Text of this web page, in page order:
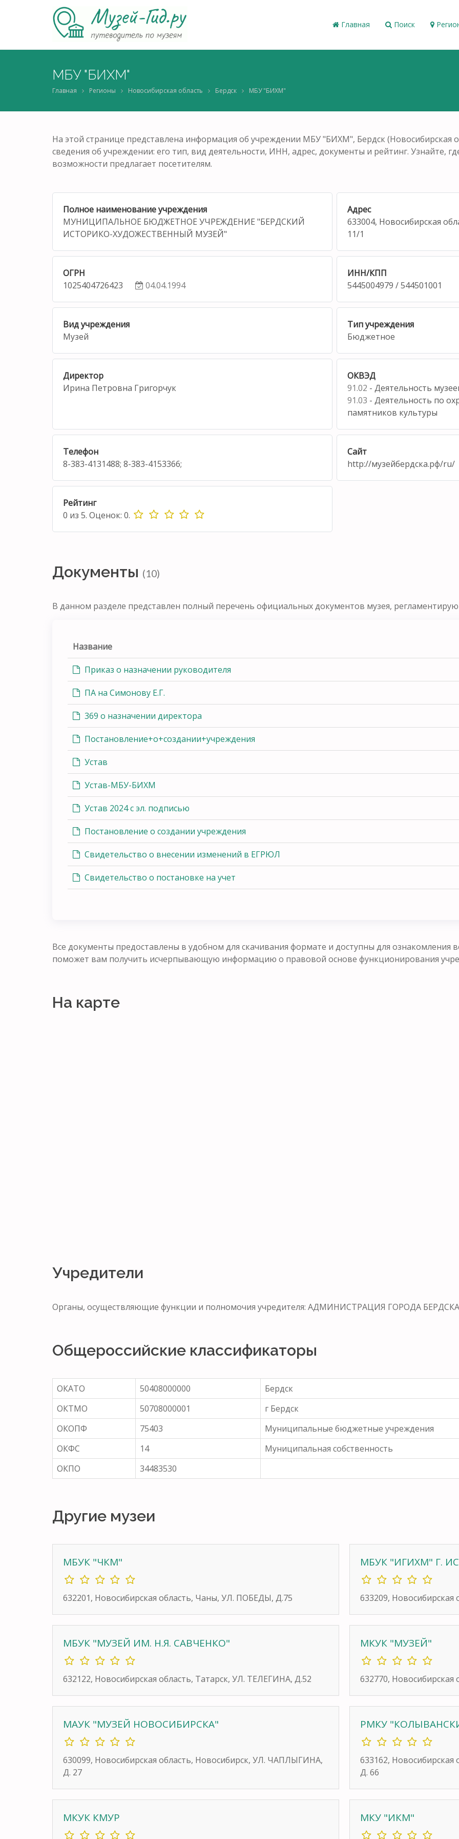
Главная Поиск
МБУ "БИХМ"
Главная Регионы Новосибирская область Бердск МБУ "БИХМ"
На этой странице представлена информация об учреждении МБУ "БИХМ", Бердск (Новосибирская
сведения об учреждении: его тип, вид деятельности, ИНН, адрес, документы и рейтинг. Узнайте,
возможности предлагает посетителям.
Полное наименование учреждения
МУНИЦИПАЛЬНОЕ БЮДЖЕТНОЕ УЧРЕЖДЕНИЕ "БЕРДСКИЙ
ИСТОРИКО-ХУДОЖЕСТВЕННЫЙ МУЗЕЙ"
Адрес
633004, Новосибирская
11/1
ОГРН
1025404726423
04.04.1994
ИНН/КПП
5445004979 / 544501001
Вид учреждения
Музей
Тип учреждения
Бюджетное
Директор
Ирина Петровна Григорчук
ОКВЭД
91.02 - Деятельность
91.03 - Деятельность по
памятников культуры
Телефон
8-383-4131488; 8-383-4153366;
Сайт
http://музейбердска.рф/ru/
Рейтинг
0 из 5. Оценок: 0.
Документы (10)
В данном разделе представлен полный перечень официальных документов музея,
Название
Приказ о назначении руководителя
ПА на Симонову Е.Г.
369 о назначении директора
Постановление+о+создании+учреждения
Устав
Устав-МБУ-БИХМ
Устав 2024 с эл. подписью
Постановление о создании учреждения
Свидетельство о внесении изменений в ЕГРЮЛ
Свидетельство о постановке на учет
Все документы предоставлены в удобном для скачивания формате и доступны для ознакомления
поможет вам получить исчерпывающую информацию о правовой основе функционирования
На карте
Учредители
Органы, осуществляющие функции и полномочия учредителя: АДМИНИСТРАЦИЯ ГОРОДА
Общероссийские классификаторы
ОКАТО 50408000000
Бердск
ОКТМО
50708000001
г Бердск
ОКОПФ
75403
Муниципальные бюджетные учреждения
ОКФС
14
Муниципальная собственность
ОКПО
34483530
Другие музеи
МБУК "ЧКМ"
632201, Новосибирская область, Чаны, УЛ. ПОБЕДЫ, Д.75
МБУК "ИГИХМ" Г.
633209,
МБУК "МУЗЕЙ ИМ. Н.Я. САВЧЕНКО"
632122, Новосибирская область, Татарск, УЛ. ТЕЛЕГИНА, Д.52
МКУК "МУЗЕЙ"
632770,
МАУК "МУЗЕЙ НОВОСИБИРСКА"
630099, Новосибирская область, Новосибирск, УЛ. ЧАПЛЫГИНА,
Д. 27
РМКУ
633162,
Д. 66
МКУК КМУР МКУ "ИКМ"